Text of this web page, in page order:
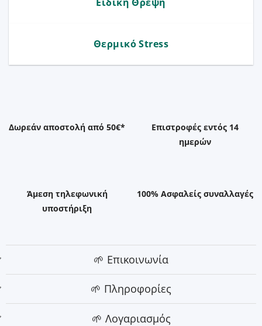
Θερμικό Stress
Δωρεάν αποστολή από 50€*
Επιστροφές εντός 14
ημερών
Άμεση τηλεφωνική
υποστήριξη
100% Ασφαλείς συναλλαγές
🌱 Επικοινωνία
🌱 Πληροφορίες
🌱 Λογαριασμός